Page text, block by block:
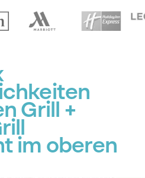
Grill +
im oberen